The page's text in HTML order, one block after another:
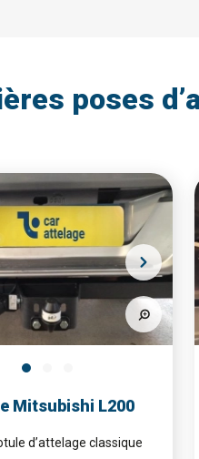
poses
Mitsubishi L200
d’attelage classique